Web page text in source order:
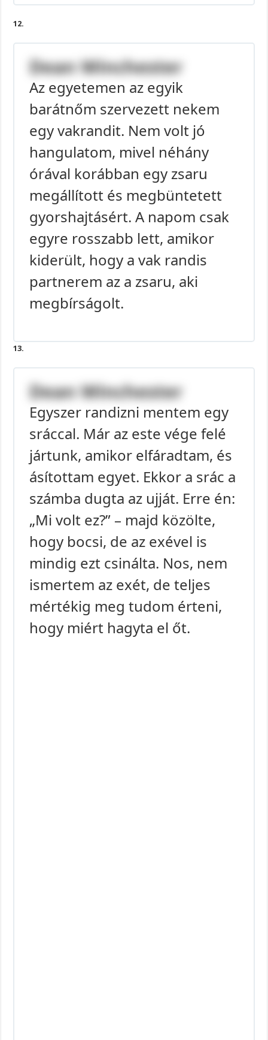
12.
Dean Winchester
Az egyetemen az egyik
barátnőm szervezett nekem
egy vakrandit. Nem volt jó
hangulatom, mivel néhány
órával korábban egy zsaru
megállított és megbüntetett
gyorshajtásért. A napom csak
egyre rosszabb lett, amikor
kiderült, hogy a vak randis
partnerem az a zsaru, aki
megbírságolt.
13.
Dean Winchester
Egyszer randizni mentem egy
sráccal. Már az este vége felé
jártunk, amikor elfáradtam, és
ásítottam egyet. Ekkor a srác a
számba dugta az ujját. Erre én:
„Mi volt ez?” – majd közölte,
hogy bocsi, de az exével is
mindig ezt csinálta. Nos, nem
ismertem az exét, de teljes
mértékig meg tudom érteni,
hogy miért hagyta el őt.